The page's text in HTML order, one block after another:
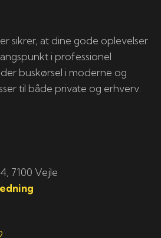
sikrer, at dine gode oplevelser
i professionel
buskørsel i moderne og
til både private og erhverv.
7100 Vejle